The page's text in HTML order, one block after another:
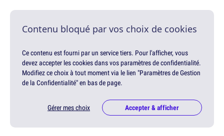
Contenu bloqué par vos choix de cookies
Ce contenu est fourni par un service tiers. Pour l'afficher, vous
devez accepter les cookies dans vos paramètres de confidentialité.
Modifiez ce choix à tout moment via le lien "Paramètres de Gestion
de la Confidentialité" en bas de page.
Gérer mes choix Accepter & afficher